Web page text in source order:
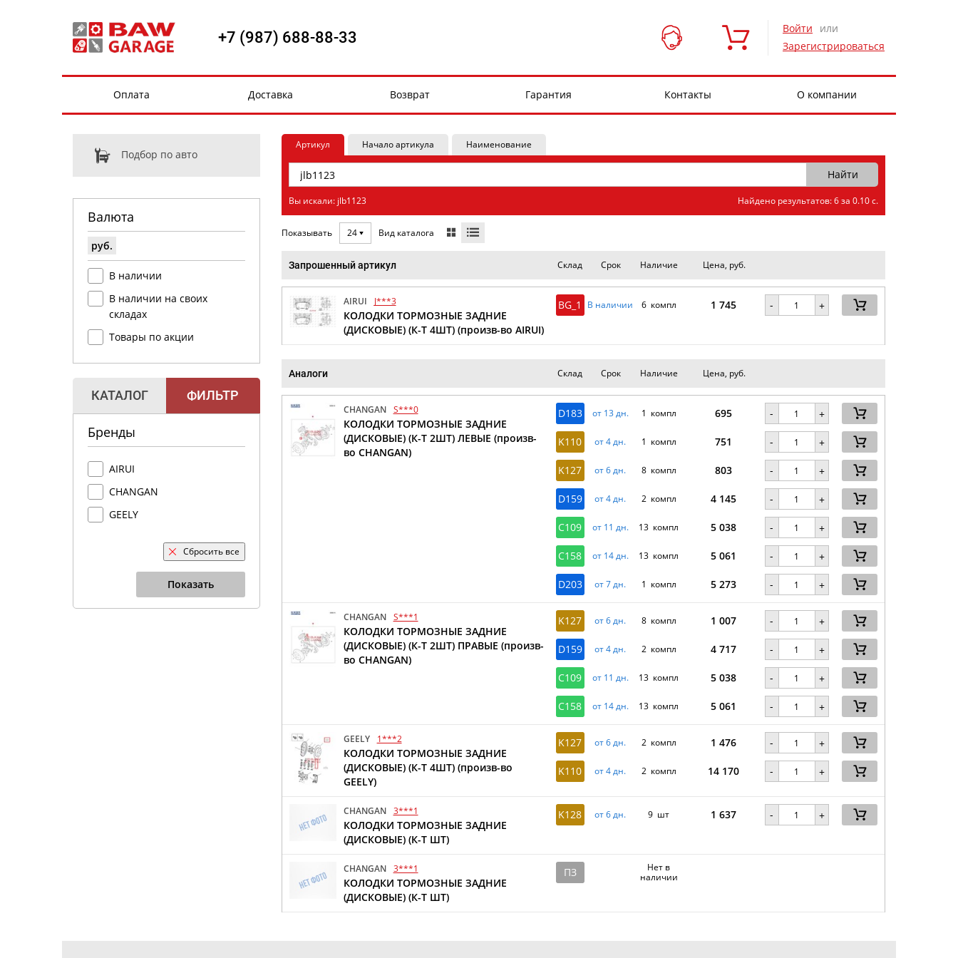
+7 (987) 688-88-33 Войти
или
Зарегистрироваться
Оплата Доставка Возврат Гарантия Контакты О компании
Подбор по авто
Валюта
руб.
В наличии
В наличии на своих
складах
Товары по акции
КАТАЛОГ ФИЛЬТР
Бренды
AIRUI
CHANGAN
GEELY
Сбросить все
Показать
Артикул Начало артикула Наименование
Вы искали: jlb1123 Найдено результатов: 6 за 0.10 с.
Показывать 24 Вид каталога
Запрошенный артикул Склад Срок Наличие Цена, руб.
AIRUI J***3
КОЛОДКИ ТОРМОЗНЫЕ ЗАДНИЕ
(ДИСКОВЫЕ) (К-Т 4ШТ) (произв-во AIRUI)
BG_1 В наличии 6 компл 1 745 - +
Аналоги Склад Срок Наличие Цена, руб.
CHANGAN S***0
КОЛОДКИ ТОРМОЗНЫЕ ЗАДНИЕ
(ДИСКОВЫЕ) (К-Т 2ШТ) ЛЕВЫЕ (произв-
во CHANGAN)
D183 от 13 дн. 1 компл 695 - +
K110 от 4 дн. 1 компл 751 - +
K127 от 6 дн. 8 компл 803 - +
D159 от 4 дн. 2 компл 4 145 - +
C109 от 11 дн. 13 компл 5 038 - +
C158 от 14 дн. 13 компл 5 061 - +
D203 от 7 дн. 1 компл 5 273 - +
CHANGAN S***1
КОЛОДКИ ТОРМОЗНЫЕ ЗАДНИЕ
(ДИСКОВЫЕ) (К-Т 2ШТ) ПРАВЫЕ (произв-
во CHANGAN)
K127 от 6 дн. 8 компл 1 007 - +
D159 от 4 дн. 2 компл 4 717 - +
C109 от 11 дн. 13 компл 5 038 - +
C158 от 14 дн. 13 компл 5 061 - +
GEELY 1***2
КОЛОДКИ ТОРМОЗНЫЕ ЗАДНИЕ
(ДИСКОВЫЕ) (К-Т 4ШТ) (произв-во
GEELY)
K127 от 6 дн. 2 компл 1 476 - +
K110 от 4 дн. 2 компл 14 170 - +
CHANGAN 3***1
КОЛОДКИ ТОРМОЗНЫЕ ЗАДНИЕ
(ДИСКОВЫЕ) (К-Т ШТ)
K128 от 6 дн. 9 шт 1 637 - +
CHANGAN 3***1
КОЛОДКИ ТОРМОЗНЫЕ ЗАДНИЕ
(ДИСКОВЫЕ) (К-Т ШТ)
ПЗ
Нет в
наличии